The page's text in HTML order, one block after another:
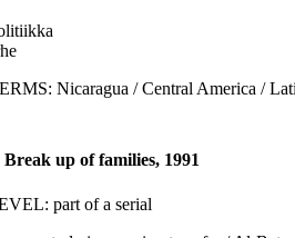
Nicaragua / Central America /
up of families, 1991
part of a serial